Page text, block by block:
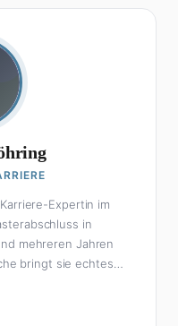
Expertin im
in
mehreren Jahren
bringt sie echtes
nicht wie eine
darin, komplexe